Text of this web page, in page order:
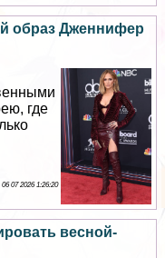
образ Дженнифер
где
06 07 2026 1:26:20
весной-